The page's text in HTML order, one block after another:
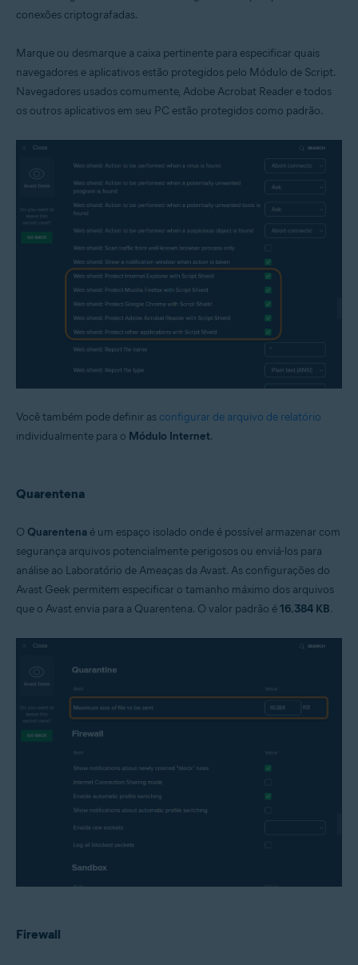
conexões criptografadas.
Marque ou desmarque a caixa pertinente para especificar quais
navegadores e aplicativos estão protegidos pelo Módulo de Script.
Navegadores usados comumente, Adobe Acrobat Reader e todos
os outros aplicativos em seu PC estão protegidos como padrão.
Você também pode definir as configurar de arquivo de relatório
individualmente para o Módulo Internet.
Quarentena
O Quarentena é um espaço isolado onde é possível armazenar com
segurança arquivos potencialmente perigosos ou enviá-los para
análise ao Laboratório de Ameaças da Avast. As configurações do
Avast Geek permitem especificar o tamanho máximo dos arquivos
que o Avast envia para a Quarentena. O valor padrão é16.384 KB.
Firewall